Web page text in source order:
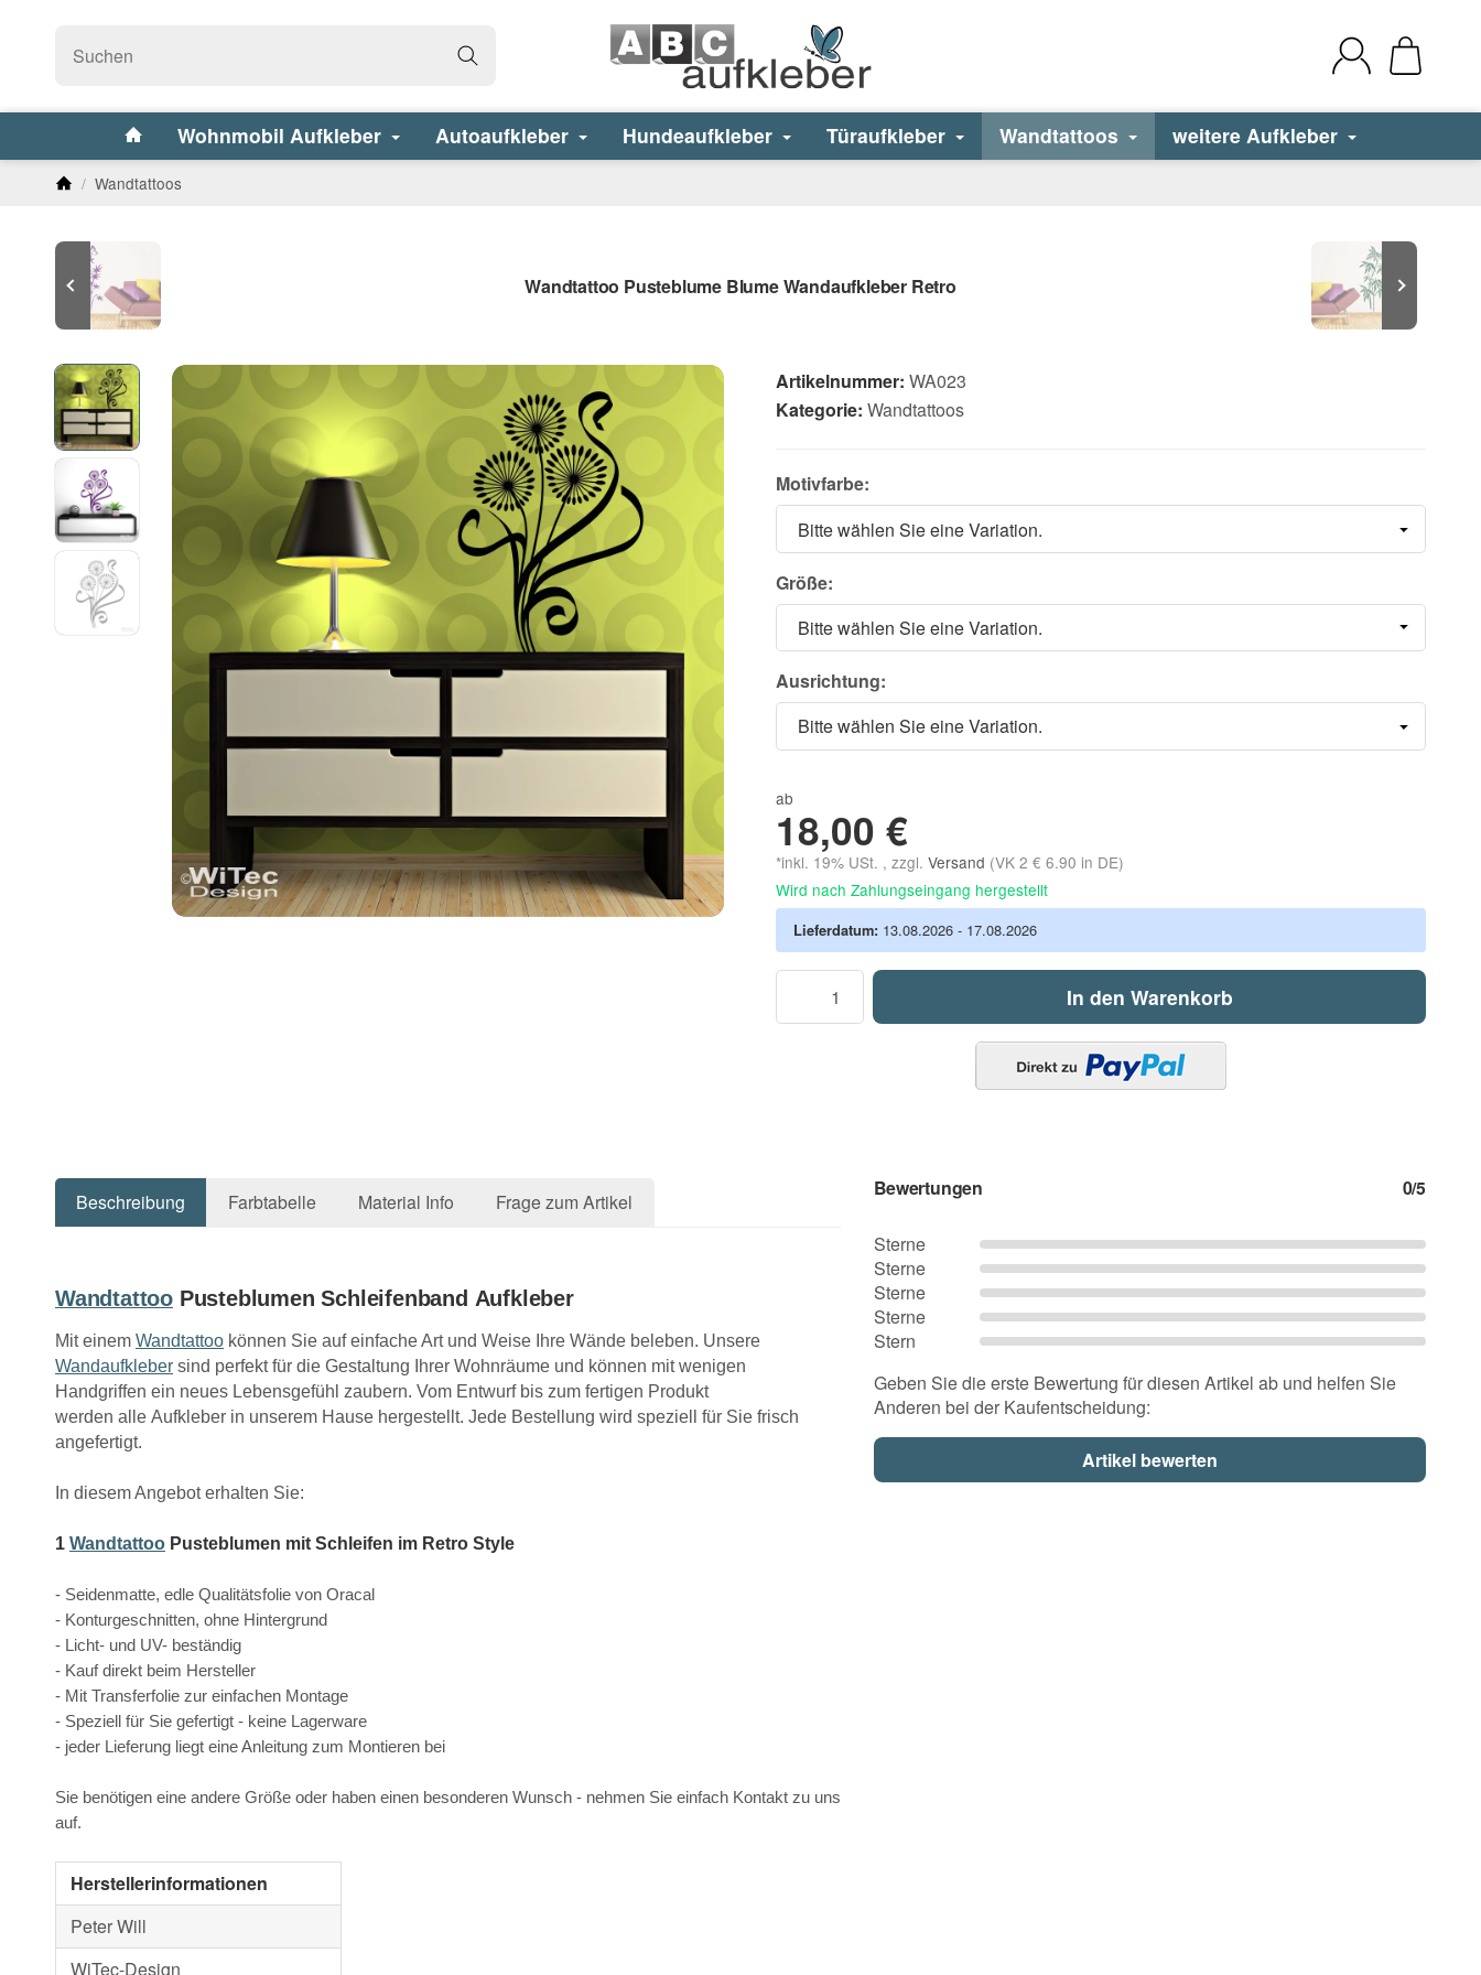
Wohnmobil Aufkleber Autoaufkleber Hundeaufkleber Türaufkleber Wandtattoos weitere Aufkleber
/ Wandtattoos
Wandtattoo Pusteblume Blume Wandaufkleber Retro
Artikelnummer: WA023
Kategorie: Wandtattoos
Motivfarbe:
Bitte wählen Sie eine Variation.
Größe:
Bitte wählen Sie eine Variation.
Ausrichtung:
Bitte wählen Sie eine Variation.
ab
18,00 €
*inkl. 19% USt. , zzgl. Versand (VK 2 € 6.90 in DE)
Wird nach Zahlungseingang hergestellt
Lieferdatum: 13.08.2026 - 17.08.2026
In den Warenkorb
Beschreibung Farbtabelle Material Info Frage zum Artikel
Wandtattoo Pusteblumen Schleifenband Aufkleber
Mit einem Wandtattoo können Sie auf einfache Art und Weise Ihre Wände beleben. Unsere
Wandaufkleber sind perfekt für die Gestaltung Ihrer Wohnräume und können mit wenigen
Handgriffen ein neues Lebensgefühl zaubern. Vom Entwurf bis zum fertigen Produkt
werden alle Aufkleber in unserem Hause hergestellt. Jede Bestellung wird speziell für Sie frisch
angefertigt.
In diesem Angebot erhalten Sie:
1 Wandtattoo Pusteblumen mit Schleifen im Retro Style
- Seidenmatte, edle Qualitätsfolie von Oracal
- Konturgeschnitten, ohne Hintergrund
- Licht- und UV- beständig
- Kauf direkt beim Hersteller
- Mit Transferfolie zur einfachen Montage
- Speziell für Sie gefertigt - keine Lagerware
- jeder Lieferung liegt eine Anleitung zum Montieren bei
Sie benötigen eine andere Größe oder haben einen besonderen Wunsch - nehmen Sie einfach Kontakt zu uns
auf.
Herstellerinformationen
Peter Will
WiTec-Design
Bewertungen 0/5
Sterne
Sterne
Sterne
Sterne
Stern
Geben Sie die erste Bewertung für diesen Artikel ab und helfen Sie
Anderen bei der Kaufentscheidung: